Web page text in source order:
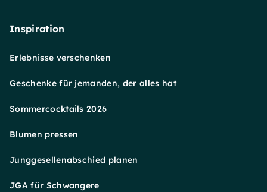
Inspiration
Erlebnisse verschenken
Geschenke für jemanden, der alles hat
Sommercocktails 2026
Blumen pressen
Junggesellenabschied planen
JGA für Schwangere